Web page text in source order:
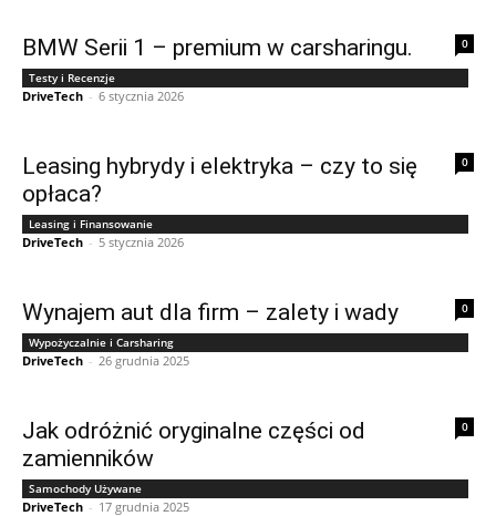
0
BMW Serii 1 – premium w carsharingu.
Testy i Recenzje
DriveTech - 6 stycznia 2026
0
Leasing hybrydy i elektryka – czy to się
opłaca?
Leasing i Finansowanie
DriveTech - 5 stycznia 2026
0
Wynajem aut dla firm – zalety i wady
Wypożyczalnie i Carsharing
DriveTech - 26 grudnia 2025
0
Jak odróżnić oryginalne części od
zamienników
Samochody Używane
DriveTech - 17 grudnia 2025